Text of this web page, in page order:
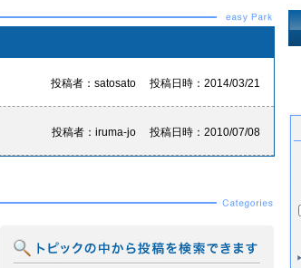
投稿者：satosato 投稿日時：2014/03/21
投稿者：iruma-jo 投稿日時：2010/07/08